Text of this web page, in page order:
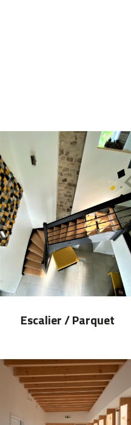
Escalier / Parquet